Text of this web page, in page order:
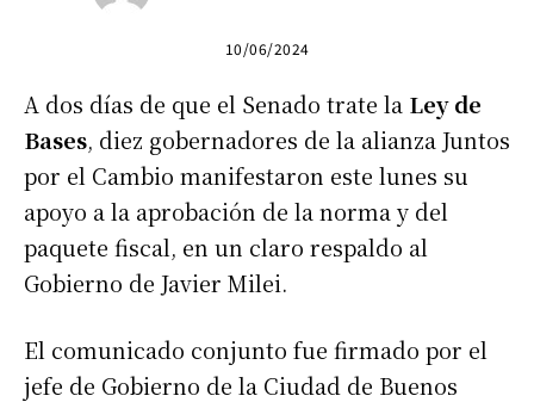
10/06/2024
A dos días de que el Senado trate la Ley de
Bases, diez gobernadores de la alianza Juntos
por el Cambio manifestaron este lunes su
apoyo a la aprobación de la norma y del
paquete fiscal, en un claro respaldo al
Gobierno de Javier Milei.
El comunicado conjunto fue firmado por el
jefe de Gobierno de la Ciudad de Buenos